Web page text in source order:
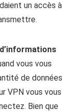
un accès à
vous vous
de données
VPN vous vous
Bien que